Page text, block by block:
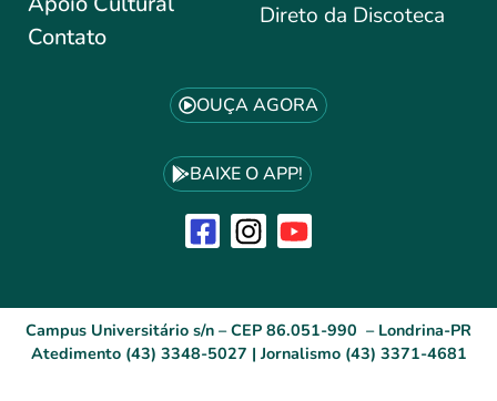
Contato
Direto da Discoteca
OUÇA AGORA
BAIXE O APP!
Campus Universitário s/n – CEP 86.051-990 – Londrina-PR
Atedimento (43) 3348-5027 | Jornalismo (43) 3371-4681